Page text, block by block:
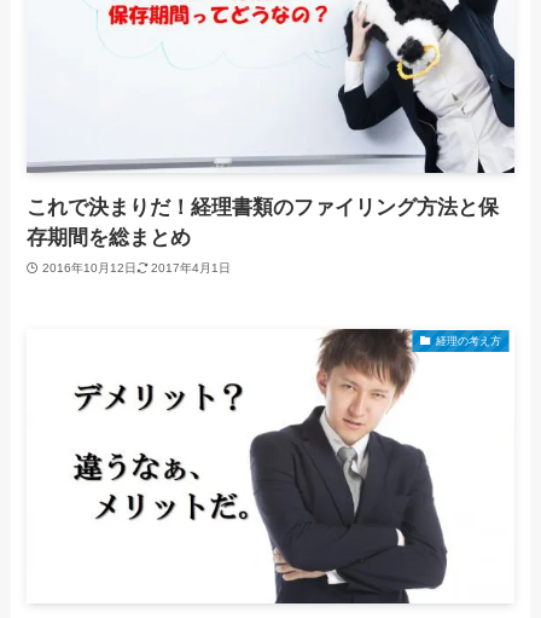
これで決まりだ！経理書類のファイリング方法と保
存期間を総まとめ
2016年10月12日 2017年4月1日
経理の考え方